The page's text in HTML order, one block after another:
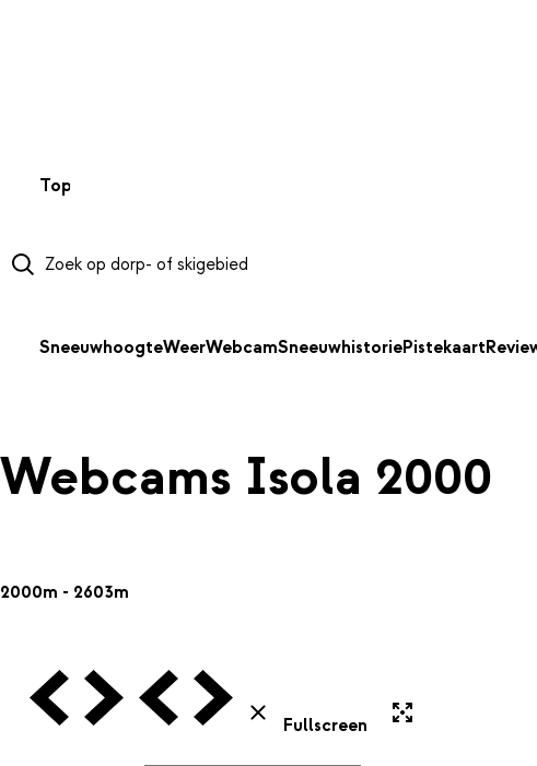
Top 50
SneeuwhoogteWeerWebcamSneeuwhistoriePistekaart
Webcams Isola 2000
2000m - 2603m
Vorige Webcam
Volgende Webcam
Vorige Webcam
Volgende Webcam
Sluiten
Fullscreen